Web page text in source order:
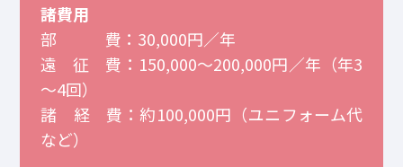
諸費用
部 費：30,000円／年
遠 征 費：150,000～200,000円／年（年3
～4回）
諸 経 費：約100,000円（ユニフォーム代
など）